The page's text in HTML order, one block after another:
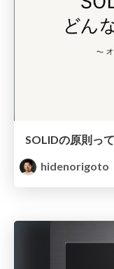
SOLIDの原則っ
hidenorigoto